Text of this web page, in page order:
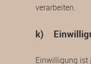
verarbeiten.
k)
Einwilligung ist